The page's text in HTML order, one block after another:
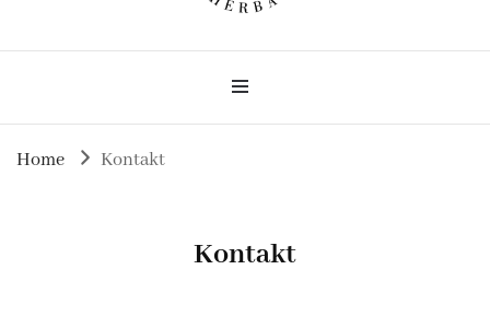
Herbaciarnia Art-Tea
Home Kontakt
Kontakt